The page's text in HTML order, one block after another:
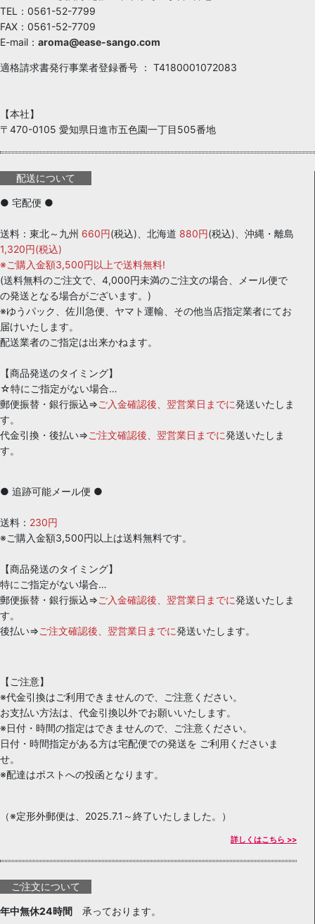
TEL：0561-52-7799
FAX：0561-52-7709
E-mail： aroma@ease-sango.com
適格請求書発行事業者登録番号 ： T4180001072083
【本社】
〒470-0105 愛知県日進市五色園一丁目505番地
配送について
● 宅配便 ●
送料：東北～九州 660円(税込)、北海道 880円(税込)、沖縄・離島
1,320円(税込)
※ご購入金額3,500円以上で送料無料!
(送料無料のご注文で、4,000円未満のご注文の場合、メール便で
の発送となる場合がございます。)
※ゆうパック、佐川急便、ヤマト運輸、その他当店指定業者にてお
届けいたします。
配送業者のご指定は出来かねます。
【商品発送のタイミング】
☆特にご指定がない場合…
郵便振替・銀行振込⇒ご入金確認後、翌営業日までに発送いたしま
す。
代金引換・後払い⇒ご注文確認後、翌営業日までに発送いたしま
す。
● 追跡可能メール便 ●
送料： 230円
※ご購入金額3,500円以上は送料無料です。
【商品発送のタイミング】
特にご指定がない場合…
郵便振替・銀行振込⇒ご入金確認後、翌営業日までに発送いたしま
す。
後払い⇒ご注文確認後、翌営業日までに発送いたします。
【ご注意】
※代金引換はご利用できませんので、ご注意ください。
お支払い方法は、代金引換以外でお願いいたします。
※日付・時間の指定はできませんので、ご注意ください。
日付・時間指定がある方は宅配便での発送を ご利用くださいま
せ。
※配達はポストへの投函となります。
（※定形外郵便は、2025.7.1～終了いたしました。）
詳しくはこちら >>
ご注文について
年中無休24時間 承っております。